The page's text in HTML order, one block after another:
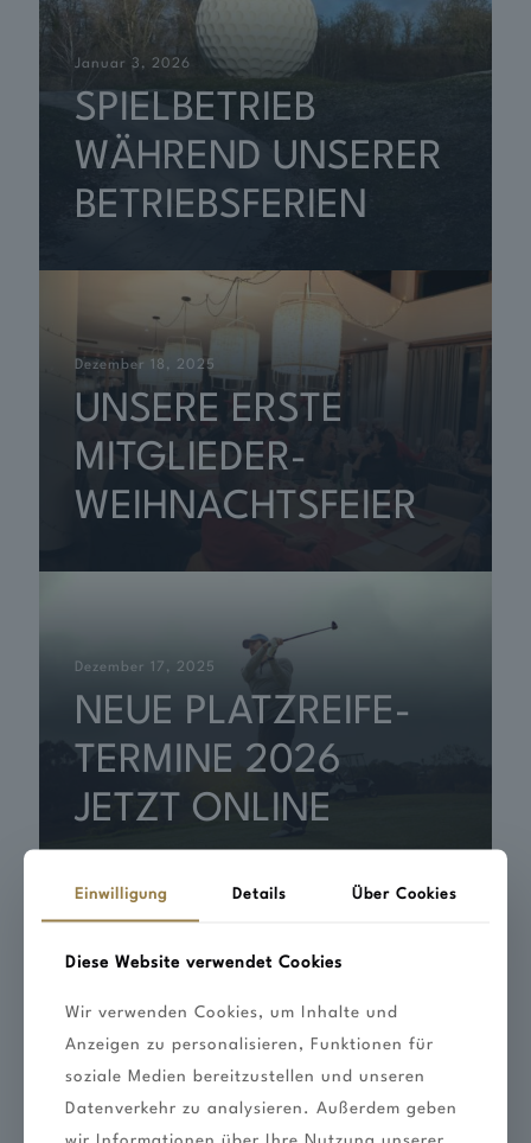
Januar 3, 2026
SPIELBETRIEB
WÄHREND UNSERER
BETRIEBSFERIEN
Dezember 18, 2025
UNSERE ERSTE
MITGLIEDER-
WEIHNACHTSFEIER
Dezember 17, 2025
NEUE PLATZREIFE-
TERMINE 2026
JETZT ONLINE
Einwilligung Details Über Cookies
Diese Website verwendet Cookies
Wir verwenden Cookies, um Inhalte und
Anzeigen zu personalisieren, Funktionen für
soziale Medien bereitzustellen und unseren
Datenverkehr zu analysieren. Außerdem geben
wir Informationen über Ihre Nutzung unserer